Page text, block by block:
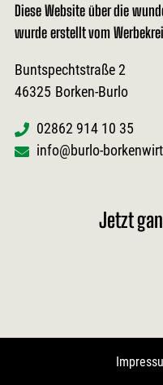
Diese Website über die
wurde erstellt vom
Buntspechtstraße 2
46325 Borken-Burlo
02862 914 10 35
info@burlo-
Jetzt